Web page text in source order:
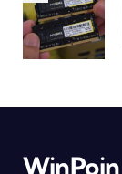
WinPoin